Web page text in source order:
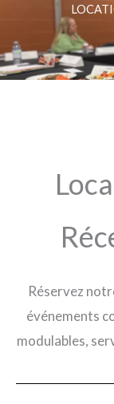
Réservez
événements
modulables,